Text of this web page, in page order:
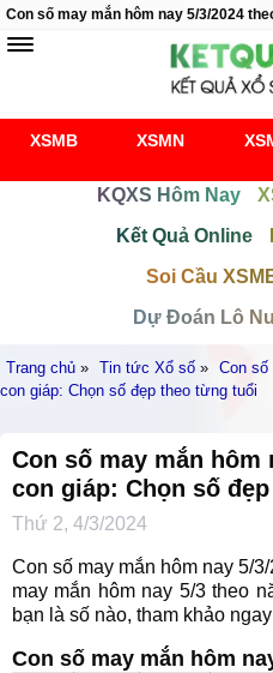
XSMB XSMN
KQXS Hôm Nay
Kết Quả Online
Soi Cầu
Dự Đoán Lô
Trang chủ » Tin tức Xổ số » Con số
con giáp: Chọn số đẹp theo từng tuổi
Con số may mắn hôm
con giáp: Chọn số
Thứ 2, 4/3/2024
Con số may mắn hôm nay 5/
may mắn hôm nay 5/3 theo
bạn là số nào, tham khảo
Con số may mắn hôm